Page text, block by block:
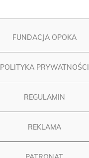
FUNDACJA OPOKA
POLITYKA PRYWATNOŚCI
REGULAMIN
REKLAMA